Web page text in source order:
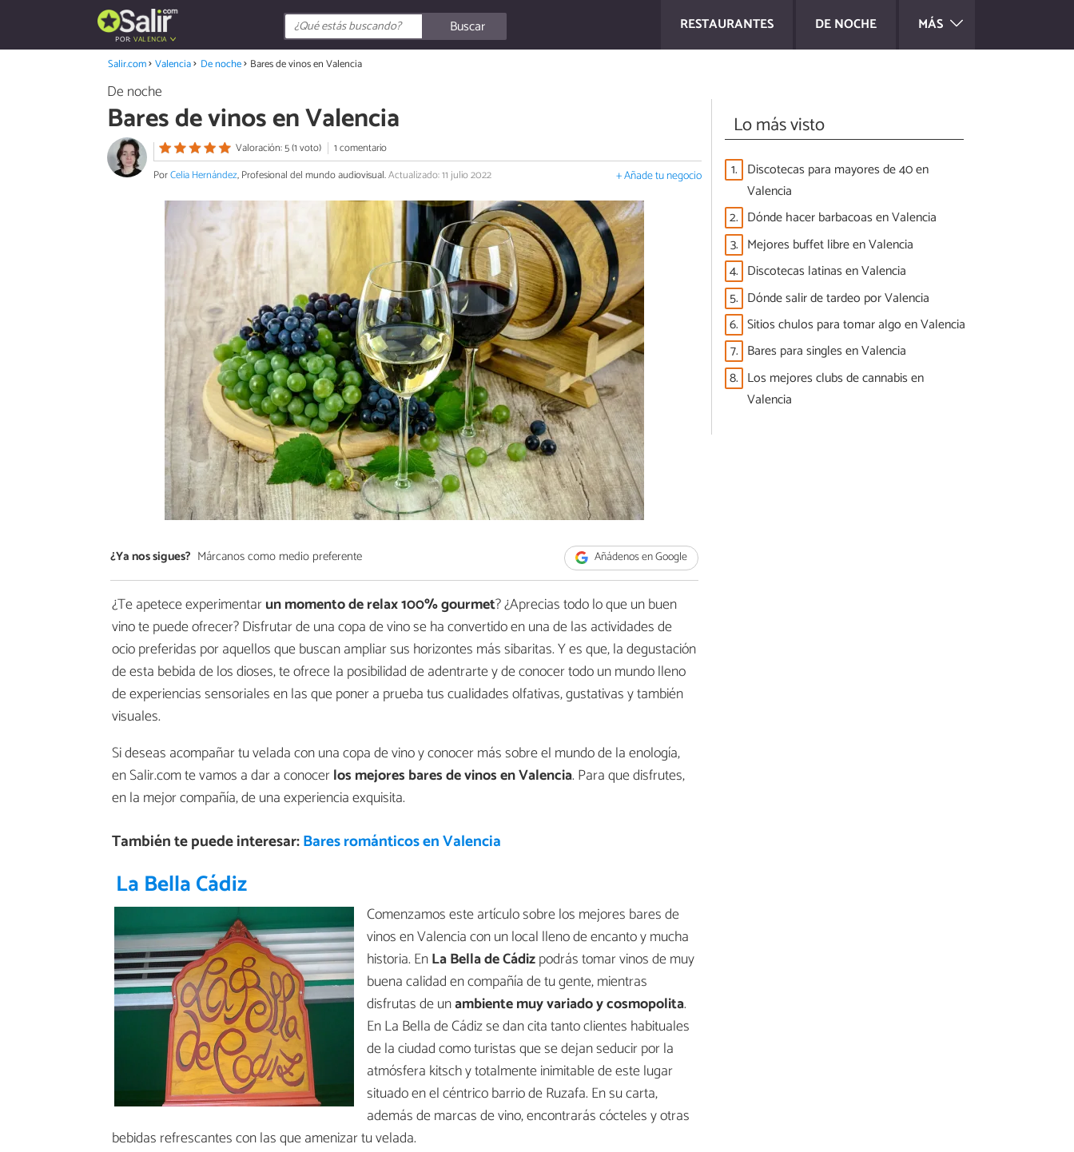
RESTAURANTES DE NOCHE MÁS
POR:VALENCIA
Buscar
Salir.com Valencia De noche Bares de vinos en Valencia
De noche
Bares de vinos en Valencia
Valoración: 5 (1 voto)
1 comentario
PorCelia Hernández, Profesional del mundo audiovisual.Actualizado: 11 julio 2022 + Añade tu negocio
¿Ya nos sigues? Márcanos como medio preferente Añádenos en Google
¿Te apetece experimentarun momento de relax 100% gourmet? ¿Aprecias todo lo que un buen
vino te puede ofrecer? Disfrutar de una copa de vino se ha convertido en una de las actividades de
ocio preferidas por aquellos que buscan ampliar sus horizontes más sibaritas. Y es que, la degustación
de esta bebida de los dioses, te ofrece la posibilidad de adentrarte y de conocer todo un mundo lleno
de experiencias sensoriales en las que poner a prueba tus cualidades olfativas, gustativas y también
visuales.
Si deseas acompañar tu velada con una copa de vino y conocer más sobre el mundo de la enología,
en Salir.com te vamos a dar a conocerlos mejores bares de vinos en Valencia. Para que disfrutes,
en la mejor compañía, de una experiencia exquisita.
También te puede interesar:Bares románticos en Valencia
La Bella Cádiz
Comenzamos este artículo sobre los mejores bares de
vinos en Valencia con un local lleno de encanto y mucha
historia. EnLa Bella de Cádizpodrás tomar vinos de muy
buena calidad en compañía de tu gente, mientras
disfrutas de unambiente muy variado y cosmopolita.
En La Bella de Cádiz se dan cita tanto clientes habituales
de la ciudad como turistas que se dejan seducir por la
atmósfera kitsch y totalmente inimitable de este lugar
situado en el céntrico barrio de Ruzafa. En su carta,
además de marcas de vino, encontrarás cócteles y otras
bebidas refrescantes con las que amenizar tu velada.
Lo más visto
1. Discotecas para mayores de 40 en
Valencia
2. Dónde hacer barbacoas en Valencia
3. Mejores buffet libre en Valencia
4. Discotecas latinas en Valencia
5. Dónde salir de tardeo por Valencia
6. Sitios chulos para tomar algo en Valencia
7. Bares para singles en Valencia
8. Los mejores clubs de cannabis en
Valencia